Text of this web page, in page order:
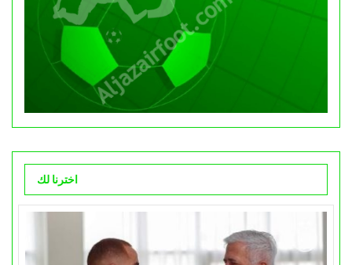
اخترنا لك